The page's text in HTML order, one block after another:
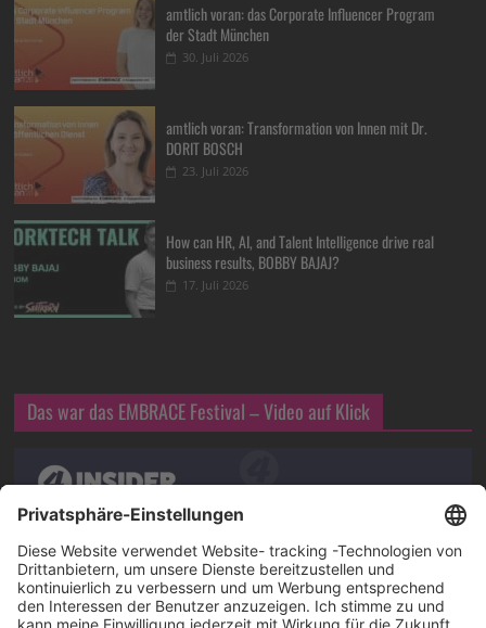
amtlich voran: das Corporate Influencer Program
der Stadt München
30. Juli 2026
amtlich voran: Transformation von Innen mit Dr.
DORIT BOSCH
23. Juli 2026
How can HR, AI, and Talent Intelligence drive real
business results, BOBBY BAJAJ?
17. Juli 2026
Das war das EMBRACE Festival – Video auf Klick